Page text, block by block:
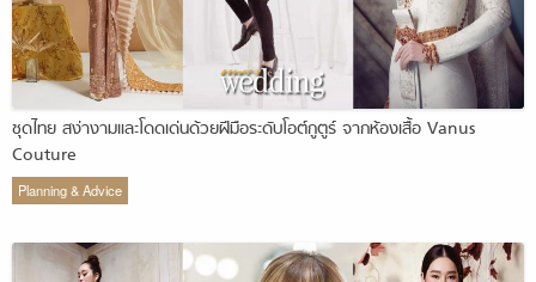
ชุดไทย สง่างามและโดดเด่นด้วยฝีมือระดับโอต์กูตูร์ จากห้องเสื้อ Vanus
Couture
Planning & Advice